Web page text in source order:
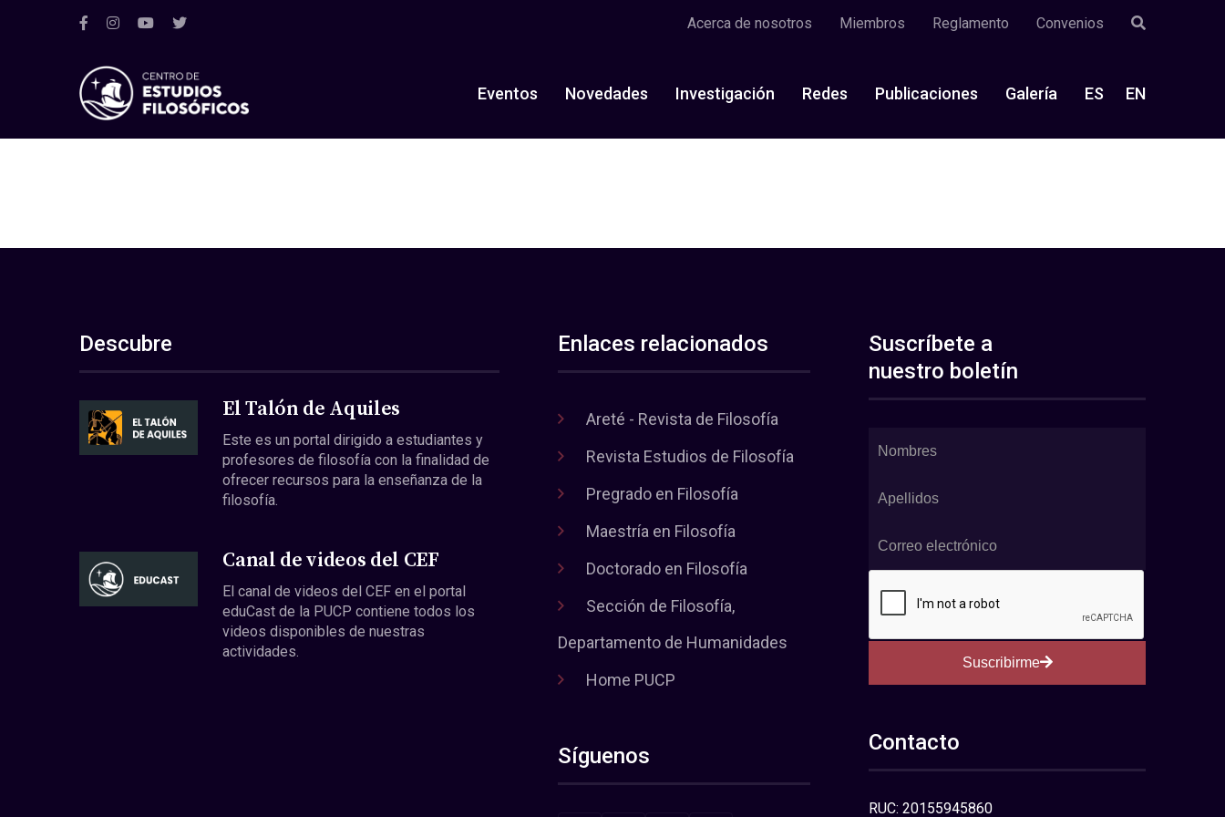
Acerca de nosotros Miembros Reglamento Convenios
Eventos Novedades Investigación Redes Publicaciones Galería ES EN
Descubre
El Talón de Aquiles
Este es un portal dirigido a estudiantes y
profesores de filosofía con la finalidad de
ofrecer recursos para la enseñanza de la
filosofía.
Canal de videos del CEF
El canal de videos del CEF en el portal
eduCast de la PUCP contiene todos los
videos disponibles de nuestras
actividades.
Enlaces relacionados
Areté - Revista de Filosofía
Revista Estudios de Filosofía
Pregrado en Filosofía
Maestría en Filosofía
Doctorado en Filosofía
Sección de Filosofía,
Departamento de Humanidades
Home PUCP
Síguenos
Suscríbete a
nuestro boletín
Suscribirme
Contacto
RUC: 20155945860